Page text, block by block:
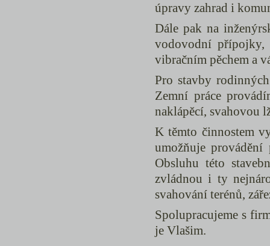
úpravy zahrad i
Dále pak na
vodovodní přípojky,
vibračním pěchem a
Pro stavby
Zemní práce
naklápěcí, svahovou
K těmto činnostem
umožňuje
Obsluhu této
zvládnou i ty
svahování terénů,
Spolupracujeme s
je Vlašim.